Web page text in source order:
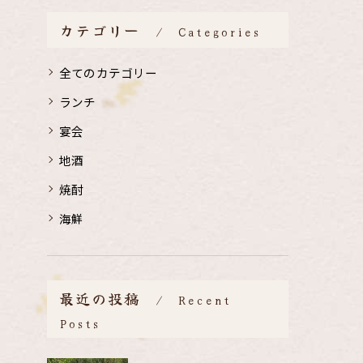
カテゴリー Categories
全てのカテゴリー
ランチ
宴会
地酒
焼酎
海鮮
最近の投稿
Recent
Posts